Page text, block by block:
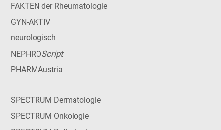
FAKTEN der Rheumatologie
GYN-AKTIV
neurologisch
NEPHROScript
PHARMAustria
SPECTRUM Dermatologie
SPECTRUM Onkologie